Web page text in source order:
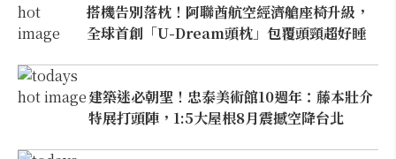
搭機告別落枕！阿聯酋航空經濟艙座椅升級，
全球首創「U-Dream頭枕」包覆頭頸超好睡
建築迷必朝聖！忠泰美術館10週年：藤本壯介
特展打頭陣，1:5大屋根8月震撼空降台北